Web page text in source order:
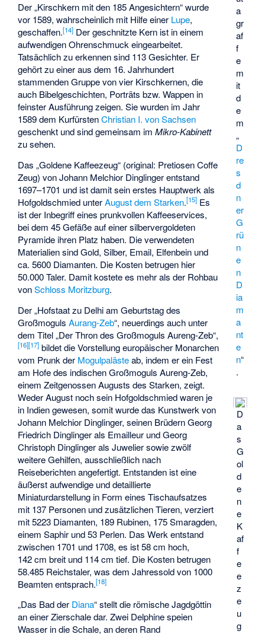
a
gr
af
f
e
m
it
d
e
m
„
D
re
s
d
n
er
G
rü
n
e
n
D
ia
m
a
nt
e
n“
.
Der „Kirschkern mit den 185 Angesichtern“ wurde
vor 1589, wahrscheinlich mit Hilfe einer Lupe,
geschaffen.[14] Der geschnitzte Kern ist in einem
aufwendigen Ohrenschmuck eingearbeitet.
Tatsächlich zu erkennen sind 113 Gesichter. Er
gehört zu einer aus dem 16. Jahrhundert
stammenden Gruppe von vier Kirschkernen, die
auch Bibelgeschichten, Porträts bzw. Wappen in
feinster Ausführung zeigen. Sie wurden im Jahr
1589 dem KurfürstenChristian I. von Sachsen
geschenkt und sind gemeinsam imMikro-Kabinett
zu sehen.
D
a
s
G
ol
d
e
n
e
K
af
f
e
e
z
e
u
g
Das „Goldene Kaffeezeug“ (original: Pretiosen Coffe
Zeug) von Johann Melchior Dinglinger entstand
1697–1701 und ist damit sein erstes Hauptwerk als
Hofgoldschmied unterAugust dem Starken.[15] Es
ist der Inbegriff eines prunkvollen Kaffeeservices,
bei dem 45 Gefäße auf einer silbervergoldeten
Pyramide ihren Platz haben. Die verwendeten
Materialien sind Gold, Silber, Email, Elfenbein und
ca. 5600 Diamanten. Die Kosten betrugen hier
50.000 Taler. Damit kostete es mehr als der Rohbau
vonSchloss Moritzburg.
Der „Hofstaat zu Delhi am Geburtstag des
GroßmogulsAurang-Zeb“, neuerdings auch unter
dem Titel „Der Thron des Großmoguls Aureng-Zeb“,
[16][17] bildet die Vorstellung europäischer Monarchen
vom Prunk der Mogulpalästeab, indem er ein Fest
am Hofe des indischen Großmoguls Aureng-Zeb,
einem Zeitgenossen Augusts des Starken, zeigt.
Weder August noch sein Hofgoldschmied waren je
in Indien gewesen, somit wurde das Kunstwerk von
Johann Melchior Dinglinger, seinen Brüdern Georg
Friedrich Dinglinger als Emailleur und Georg
Christoph Dinglinger als Juwelier sowie zwölf
weitere Gehilfen, ausschließlich nach
Reiseberichten angefertigt. Entstanden ist eine
äußerst aufwendige und detaillierte
Miniaturdarstellung in Form eines Tischaufsatzes
mit 137 Personen und zusätzlichen Tieren, verziert
mit 5223 Diamanten, 189 Rubinen, 175 Smaragden,
einem Saphir und 53 Perlen. Das Werk entstand
zwischen 1701 und 1708, es ist 58 cm hoch,
142 cm breit und 114 cm tief. Die Kosten betrugen
58.485 Reichstaler, was dem Jahressold von 1000
Beamten entsprach.[18]
„Das Bad der Diana“ stellt die römische Jagdgöttin
an einer Zierschale dar. Zwei Delphine speien
Wasser in die Schale, an deren Rand